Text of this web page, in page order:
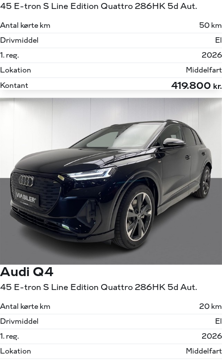
45 E-tron S Line Edition Quattro 286HK 5d Aut.
Antal kørte km
50 km
Drivmiddel
El
1. reg.
2026
Lokation
Middelfart
Kontant
419.800 kr.
Audi Q4
45 E-tron S Line Edition Quattro 286HK 5d Aut.
Antal kørte km
20 km
Drivmiddel
El
1. reg.
2026
Lokation
Middelfart